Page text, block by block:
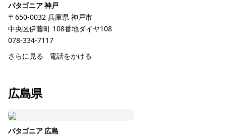
パタゴニア 神戸
〒650-0032 兵庫県 神戸市
中央区伊藤町 108番地ダイヤ108
078-334-7117
さらに見る
電話をかける
広島県
パタゴニア 広島